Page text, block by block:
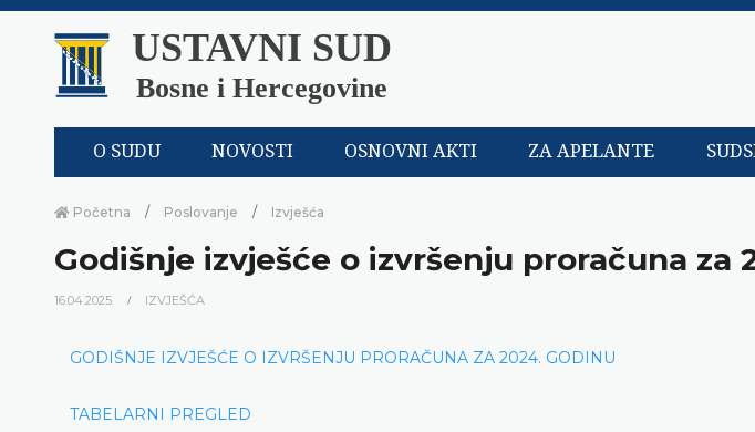
USTAVNI SUD
Bosne i Hercegovine
O SUDU NOVOSTI OSNOVNI AKTI ZA APELANTE
Početna Poslovanje Izvješća
Godišnje izvješće o izvršenju proračuna za
16.04.2025. IZVJEŠĆA
GODIŠNJE IZVJEŠĆE O IZVRŠENJU PRORAČUNA ZA 2024. GODINU
TABELARNI PREGLED